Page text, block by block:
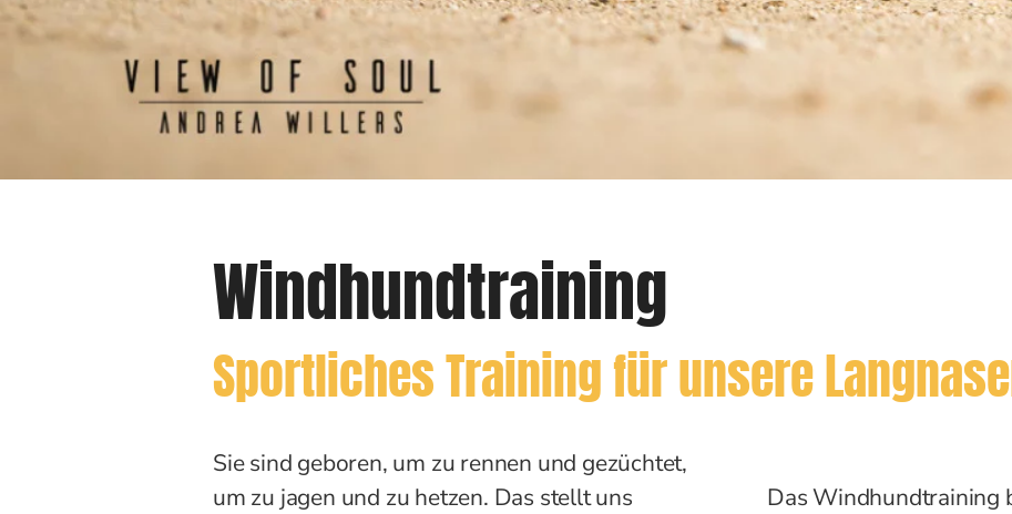
Windhundtraining
Sportliches Training für unsere
Sie sind geboren, um zu rennen und gezüchtet,
um zu jagen und zu hetzen. Das stellt uns
Das Windhundtraining